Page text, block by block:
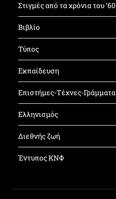
Στιγμές από τα χρόνια του ’60
Βιβλίο
Τύπος
Εκπαίδευση
Επιστήμες-Τέχνες-Γράμματα
Ελληνισμός
Διεθνής ζωή
Έντυπος ΚΝΦ